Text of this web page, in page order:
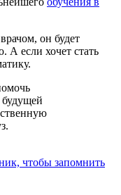
он будет
А если хочет стать
будущей
чтобы запомнить